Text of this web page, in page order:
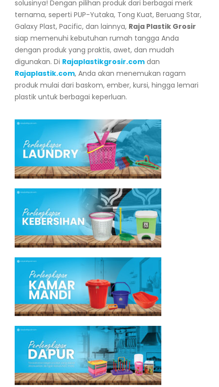
solusinya! Dengan pilihan produk dari berbagai merk
ternama, seperti PUP-Yutaka, Tong Kuat, Beruang Star,
Galaxy Plast, Pacific, dan lainnya, Raja Plastik Grosir
siap memenuhi kebutuhan rumah tangga Anda
dengan produk yang praktis, awet, dan mudah
digunakan. Di Rajaplastikgrosir.com dan
Rajaplastik.com, Anda akan menemukan ragam
produk mulai dari baskom, ember, kursi, hingga lemari
plastik untuk berbagai keperluan.